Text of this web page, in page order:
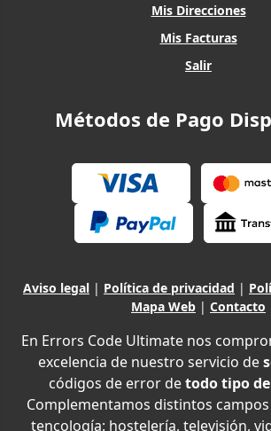
Mis Direcciones
Mis Facturas
Salir
Métodos de Pago
Aviso legal | Política de privacidad |
Mapa Web | Contacto
En Errors Code Ultimate nos
excelencia de nuestro servicio de
códigos de error detodo tipo
Complementamos distintos
tencología: hostelería, televisión,